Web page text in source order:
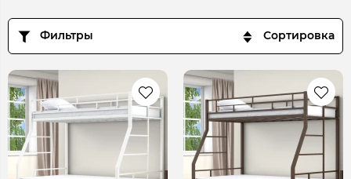
Фильтры Сортировка